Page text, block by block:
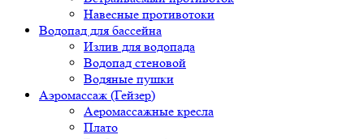
Навесные противотоки
Водопад для бассейна
Излив для водопада
Водопад стеновой
Водяные пушки
Аэромассаж (Гейзер)
Аеромассажные кресла
Плато